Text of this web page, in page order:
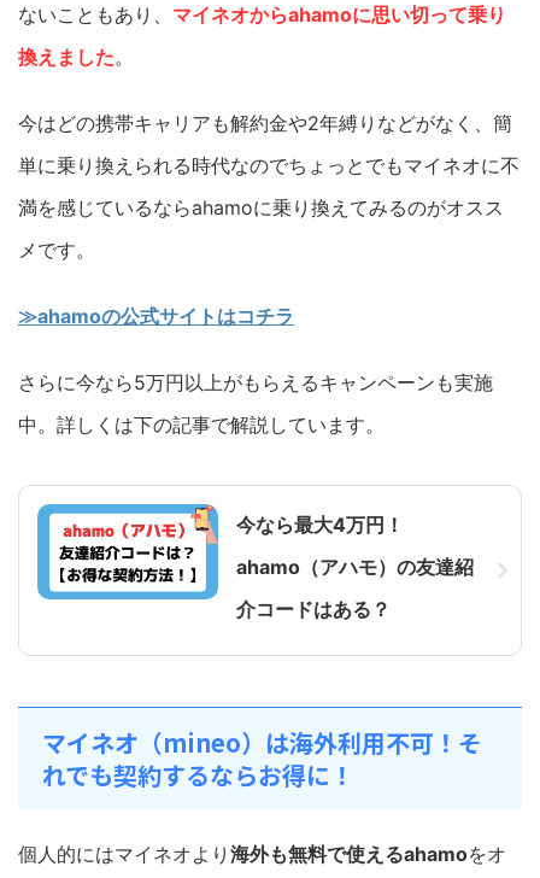
ないこともあり、 マイネオからahamoに思い切って乗り
換えました。
今はどの携帯キャリアも解約金や2年縛りなどがなく、簡
単に乗り換えられる時代なのでちょっとでもマイネオに不
満を感じているならahamoに乗り換えてみるのがオスス
メです。
≫ahamoの公式サイトはコチラ
さらに今なら5万円以上がもらえるキャンペーンも実施
中。詳しくは下の記事で解説しています。
今なら最大4万円！
ahamo（アハモ）の友達紹
介コードはある？
マイネオ（mineo）は海外利用不可！そ
れでも契約するならお得に！
個人的にはマイネオより 海外も無料で使えるahamoをオ